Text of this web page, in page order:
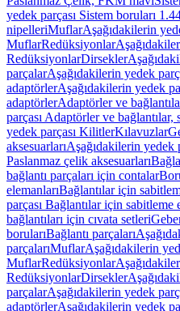
yedek parçası Sistem boruları
nipelleriMuflarAşağıdakilerin
MuflarRedüksiyonlar
RedüksiyonlarDirsekler
parçalarAşağıdakilerin yedek
adaptörlerAşağıdakilerin yedek
adaptörlerAdaptörler ve
parçası Adaptörler ve
yedek parçası KilitlerKılavuzlar
aksesuarlarıAşağıdakilerin yedek
Paslanmaz çelik aksesuarları
bağlantı parçaları için contalar
elemanlarıBağlantılar için
parçası Bağlantılar için sabitleme
bağlantıları için cıvata setleri
borularıBağlantı parçaları
parçalarıMuflarAşağıdakilerin
MuflarRedüksiyonlar
RedüksiyonlarDirsekler
parçalarAşağıdakilerin yedek
adaptörlerAşağıdakilerin yedek